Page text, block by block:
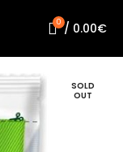
0 / 0.00€
SOLD
OUT